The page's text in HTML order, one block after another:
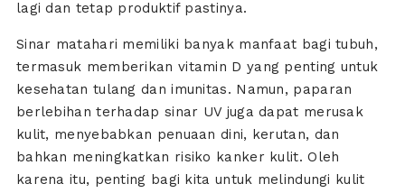
lagi dan tetap produktif pastinya.
Sinar matahari memiliki banyak manfaat bagi tubuh,
termasuk memberikan vitamin D yang penting untuk
kesehatan tulang dan imunitas. Namun, paparan
berlebihan terhadap sinar UV juga dapat merusak
kulit, menyebabkan penuaan dini, kerutan, dan
bahkan meningkatkan risiko kanker kulit. Oleh
karena itu, penting bagi kita untuk melindungi kulit